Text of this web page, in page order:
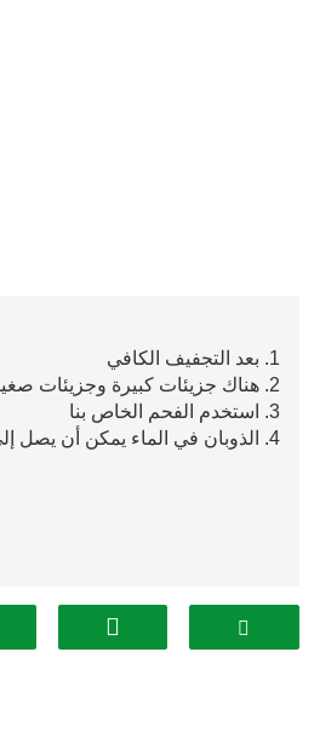
1. بعد التجفيف الكافي
2. هناك جزيئات كبيرة وجزيئات صغيرة
3. استخدم الفحم الخاص بنا
4. الذوبان في الماء يمكن أن يصل إلى 95%